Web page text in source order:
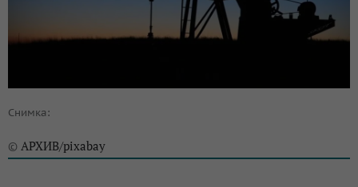
Снимка:
© АРХИВ/pixabay